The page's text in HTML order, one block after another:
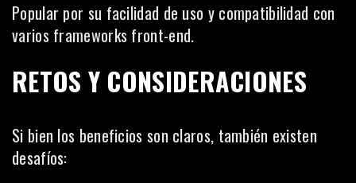
Popular por su facilidad de uso y compatibilidad con
varios frameworks front-end.
RETOS Y CONSIDERACIONES
Si bien los beneficios son claros, también existen
desafíos: